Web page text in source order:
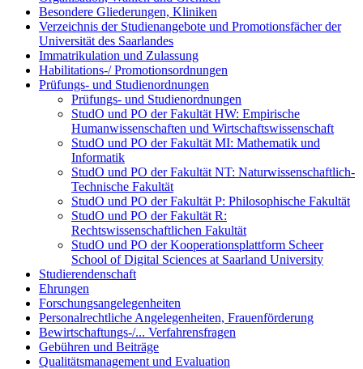
Besondere Gliederungen, Kliniken
Verzeichnis der Studienangebote und Promotionsfächer der
Universität des Saarlandes
Immatrikulation und Zulassung
Habilitations-/ Promotionsordnungen
Prüfungs- und Studienordnungen
Prüfungs- und Studienordnungen
StudO und PO der Fakultät HW: Empirische
Humanwissenschaften und Wirtschaftswissenschaft
StudO und PO der Fakultät MI: Mathematik und
Informatik
StudO und PO der Fakultät NT: Naturwissenschaftlich-
Technische Fakultät
StudO und PO der Fakultät P: Philosophische Fakultät
StudO und PO der Fakultät R:
Rechtswissenschaftlichen Fakultät
StudO und PO der Kooperationsplattform Scheer
School of Digital Sciences at Saarland University
Studierendenschaft
Ehrungen
Forschungsangelegenheiten
Personalrechtliche Angelegenheiten, Frauenförderung
Bewirtschaftungs-/... Verfahrensfragen
Gebühren und Beiträge
Qualitätsmanagement und Evaluation